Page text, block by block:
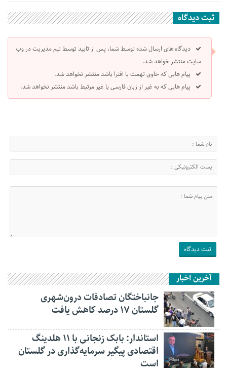
ثبت دیدگاه
دیدگاه های ارسال شده توسط شما، پس از تایید توسط تیم مدیریت در وب
سایت منتشر خواهد شد.
پیام هایی که حاوی تهمت یا افترا باشد منتشر نخواهد شد.
پیام هایی که به غیر از زبان فارسی یا غیر مرتبط باشد منتشر نخواهد شد.
آخرین اخبار
جانباختگان تصادفات درون‌شهری
گلستان ۱۷ درصد کاهش یافت
استاندار: بابک زنجانی با ۱۱ هلدینگ
اقتصادی پیگیر سرمایه‌گذاری در گلستان
است